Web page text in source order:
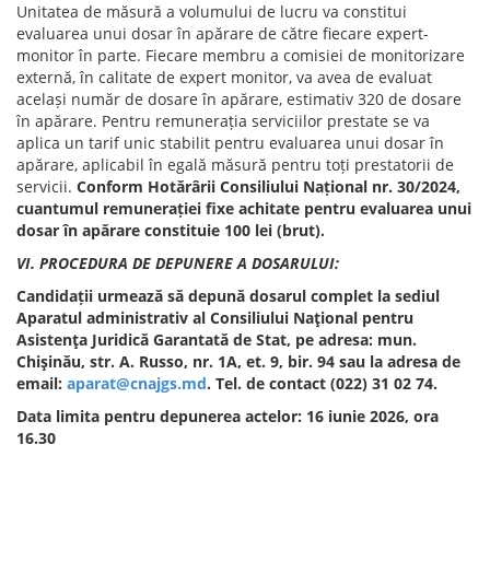
Unitatea de măsură a volumului de lucru va constitui
evaluarea unui dosar în apărare de către fiecare expert-
monitor în parte. Fiecare membru a comisiei de monitorizare
externă, în calitate de expert monitor, va avea de evaluat
același număr de dosare în apărare, estimativ 320 de dosare
în apărare. Pentru remunerația serviciilor prestate se va
aplica un tarif unic stabilit pentru evaluarea unui dosar în
apărare, aplicabil în egală măsură pentru toți prestatorii de
servicii. Conform Hotărârii Consiliului Național nr. 30/2024,
cuantumul remunerației fixe achitate pentru evaluarea unui
dosar în apărare constituie 100 lei (brut).
VI. PROCEDURA DE DEPUNERE A DOSARULUI:
Candidații urmează să depună dosarul complet la sediul
Aparatul administrativ al Consiliului Naţional pentru
Asistenţa Juridică Garantată de Stat, pe adresa: mun.
Chişinău, str. A. Russo, nr. 1A, et. 9, bir. 94 sau la adresa de
email: aparat@cnajgs.md. Tel. de contact (022) 31 02 74.
Data limita pentru depunerea actelor: 16 iunie 2026, ora
16.30